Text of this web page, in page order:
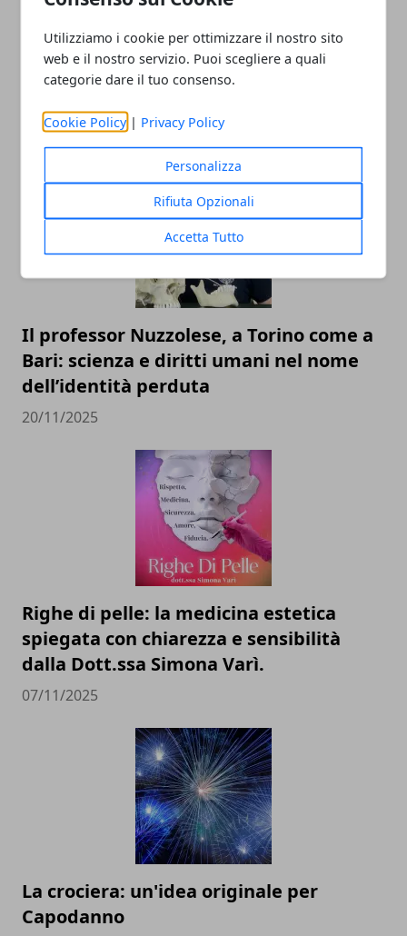
Utilizziamo i cookie per ottimizzare il nostro sito
web e il nostro servizio. Puoi scegliere a quali
categorie dare il tuo consenso.
Cookie Policy | Privacy Policy
Personalizza
Rifiuta Opzionali
Accetta Tutto
ARTICOLI CORRELATI
Il professor Nuzzolese, a Torino come a
Bari: scienza e diritti umani nel nome
dell’identità perduta
20/11/2025
Righe di pelle: la medicina estetica
spiegata con chiarezza e sensibilità
dalla Dott.ssa Simona Varì.
07/11/2025
La crociera: un'idea originale per
Capodanno